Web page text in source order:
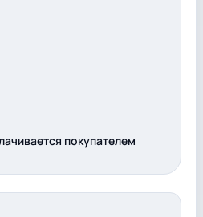
покупателем